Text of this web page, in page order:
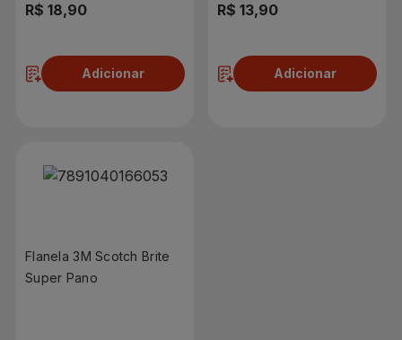
R$ 18,90
Adicionar
R$ 13,90
Adicionar
Flanela 3M Scotch Brite
Super Pano